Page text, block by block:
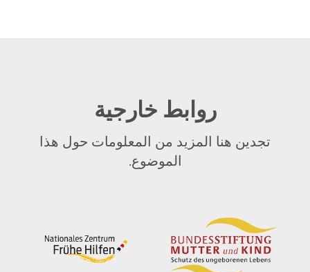
روابط خارجية
تجدين هنا المزيد من المعلومات حول هذا
الموضوع.